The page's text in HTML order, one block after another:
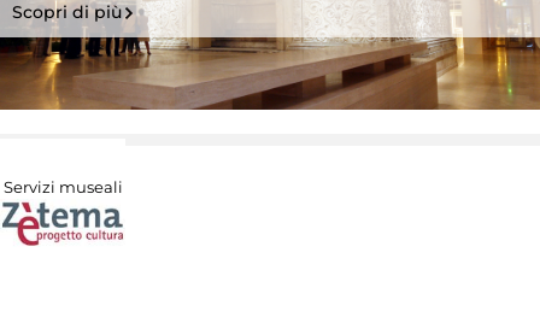
Scopri di più
Servizi museali